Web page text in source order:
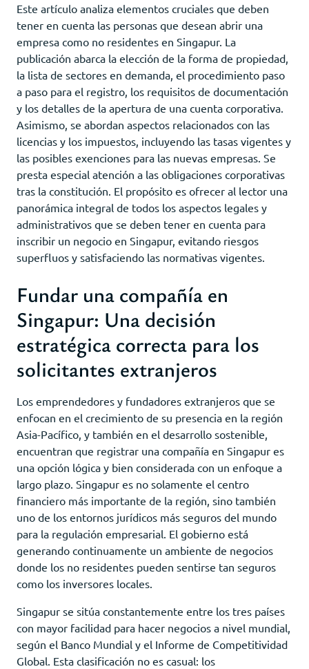
Este artículo analiza elementos cruciales que deben
tener en cuenta las personas que desean abrir una
empresa como no residentes en Singapur. La
publicación abarca la elección de la forma de propiedad,
la lista de sectores en demanda, el procedimiento paso
a paso para el registro, los requisitos de documentación
y los detalles de la apertura de una cuenta corporativa.
Asimismo, se abordan aspectos relacionados con las
licencias y los impuestos, incluyendo las tasas vigentes y
las posibles exenciones para las nuevas empresas. Se
presta especial atención a las obligaciones corporativas
tras la constitución. El propósito es ofrecer al lector una
panorámica integral de todos los aspectos legales y
administrativos que se deben tener en cuenta para
inscribir un negocio en Singapur, evitando riesgos
superfluos y satisfaciendo las normativas vigentes.
Fundar una compañía en
Singapur: Una decisión
estratégica correcta para los
solicitantes extranjeros
Los emprendedores y fundadores extranjeros que se
enfocan en el crecimiento de su presencia en la región
Asia-Pacífico, y también en el desarrollo sostenible,
encuentran que registrar una compañía en Singapur es
una opción lógica y bien considerada con un enfoque a
largo plazo. Singapur es no solamente el centro
financiero más importante de la región, sino también
uno de los entornos jurídicos más seguros del mundo
para la regulación empresarial. El gobierno está
generando continuamente un ambiente de negocios
donde los no residentes pueden sentirse tan seguros
como los inversores locales.
Singapur se sitúa constantemente entre los tres países
con mayor facilidad para hacer negocios a nivel mundial,
según el Banco Mundial y el Informe de Competitividad
Global. Esta clasificación no es casual: los